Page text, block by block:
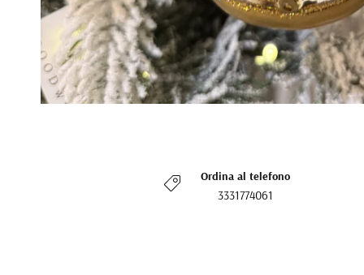
Ordina al telefono
3331774061